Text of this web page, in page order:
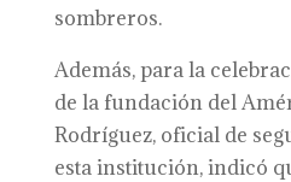
sombreros.
Además, para la
de la fundación del
Rodríguez, oficial de
esta institución, indicó